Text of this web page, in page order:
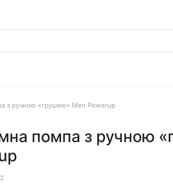
з ручною «грушею» Men Powerup
помпа з ручною